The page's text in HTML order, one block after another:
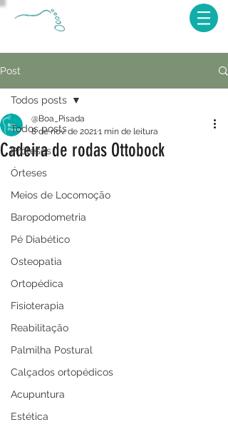
Post
Todos posts
Próteses
Órteses
Meios de Locomoção
Baropodometria
Pé Diabético
Osteopatia
Ortopédica
Fisioterapia
Reabilitação
Palmilha Postural
Calçados ortopédicos
Acupuntura
Estética
Todos posts
Cadeira de rodas Ottobock
@Boa_Pisada
8 de nov. de 20211 min de leitura